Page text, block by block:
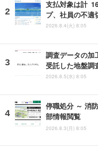
支払対象は計
プ、社員の不適
2026.8.4(火) 8:05
調査データの加
受託した地盤調
2026.8.5(水) 8:05
停職処分 ～ 消
部情報閲覧
2026.8.3(月) 8:05